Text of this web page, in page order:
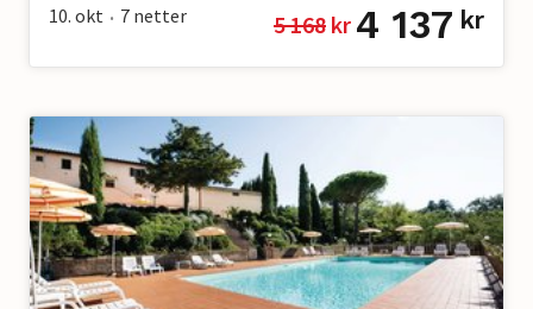
10. okt • 7 netter 5 168 kr 4 137 kr